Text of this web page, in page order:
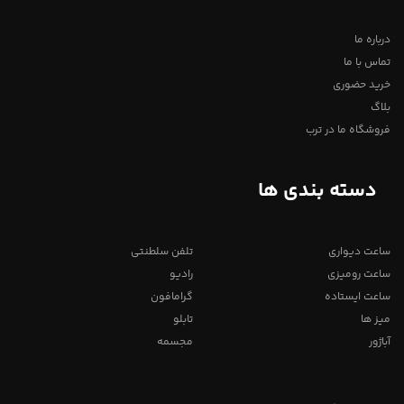
درباره ما
تماس با ما
خرید حضوری
بلاگ
فروشگاه ما در ترب
دسته بندی ها
ساعت دیواری
ساعت رومیزی
ساعت ایستاده
میز ها
آباژور
تلفن سلطنتی
رادیو
گرامافون
تابلو
مجسمه